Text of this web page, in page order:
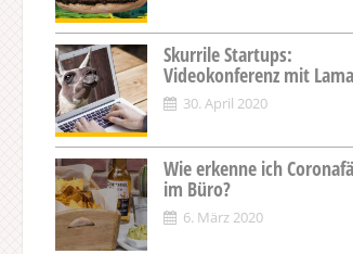
Skurrile Startups:
Videokonferenz mit Lama
30. April 2020
Wie erkenne ich
im Büro?
6. März 2020